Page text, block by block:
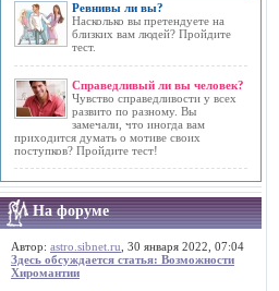
Ревнивы ли вы?
Насколько вы претендуете на
близких вам людей? Пройдите
тест.
Справедливый ли вы человек?
Чувство справедливости у всех
развито по разному. Вы
замечали, что иногда вам
приходится думать о мотиве своих
поступков? Пройдите тест!
На форуме
Автор: astro.sibnet.ru , 30 января 2022, 07:04
Здесь обсуждается статья: Возможности
Хиромантии